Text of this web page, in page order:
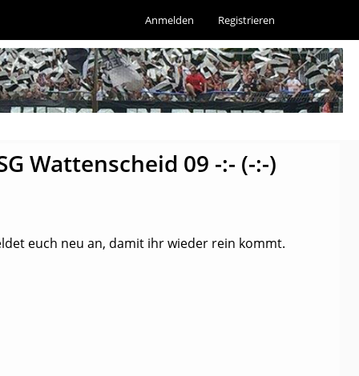
Anmelden Registrieren
Wattenscheid 09 -:- (-:-)
euch neu an, damit ihr wieder rein kommt.